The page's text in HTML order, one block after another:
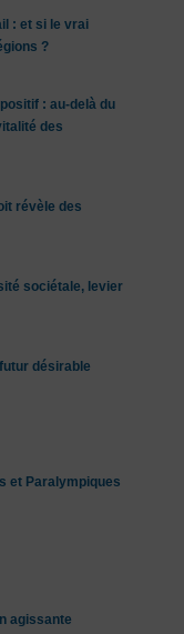
: et si le vrai
?
: au-delà du
des
révèle des
sociétale, levier
désirable
et Paralympiques
agissante